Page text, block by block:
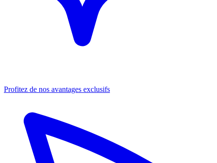
Profitez de nos avantages exclusifs